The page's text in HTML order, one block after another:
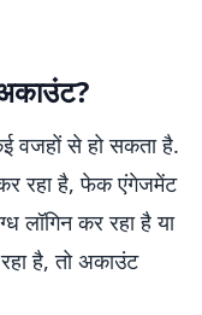
वजहों से हो सकता है.
रहा है, फेक एंगेजमेंट
लॉगिन कर रहा है या
है, तो अकाउंट